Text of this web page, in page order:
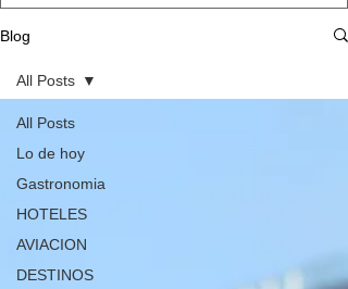
Blog
All Posts
Lo de hoy
Gastronomia
HOTELES
AVIACION
DESTINOS
All Posts